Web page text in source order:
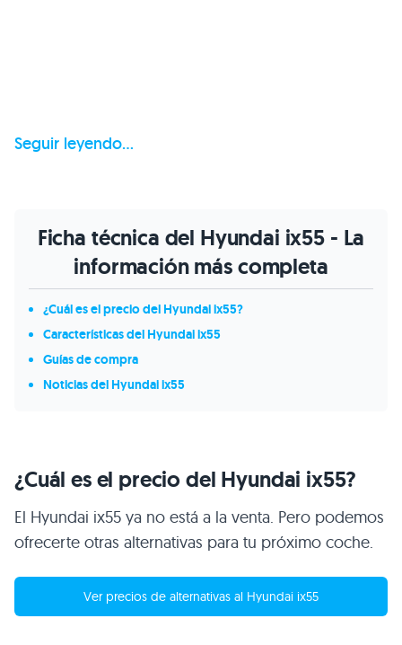
Seguir leyendo...
Ficha técnica del Hyundai ix55 - La
información más completa
¿Cuál es el precio del Hyundai ix55?
Características del Hyundai ix55
Guías de compra
Noticias del Hyundai ix55
¿Cuál es el precio del Hyundai ix55?
El Hyundai ix55 ya no está a la venta. Pero podemos
ofrecerte otras alternativas para tu próximo coche.
Ver precios de alternativas al Hyundai ix55